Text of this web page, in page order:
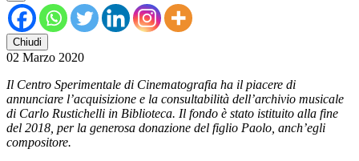
Chiudi
02 Marzo 2020
Il Centro Sperimentale di Cinematografia ha il piacere di
annunciare l’acquisizione e la consultabilità dell’archivio musicale
di Carlo Rustichelli in Biblioteca. Il fondo è stato istituito alla fine
del 2018, per la generosa donazione del figlio Paolo, anch’egli
compositore.